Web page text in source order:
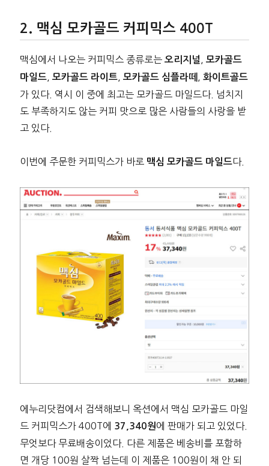
맥심 모카골드 커피믹스 400T
맥심에서 나오는 커피믹스 종류로는 오리지널 , 모카골드
마일드, 모카골드 라이트, 모카골드 심플라떼 , 화이트골드
가 있다. 역시 이 중에 최고는 모카골드 마일드다. 넘치지
도 부족하지도 않는 커피 맛으로 많은 사람들의 사랑을 받
고 있다.
이번에 주문한 커피믹스가 바로 맥심 모카골드 마일드다.
에누리닷컴에서 검색해보니 옥션에서 맥심 모카골드 마일
드 커피믹스가 400T에
37,340원 에 판매가 되고 있었다.
무엇보다 무료배송이었다. 다른 제품은 베송비를 포함하
면 개당 100원 살짝 넘는데 이 제품은 100원이 채 안 되